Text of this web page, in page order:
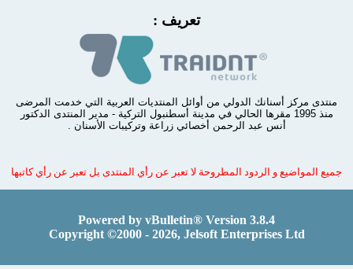
تعريف :
منتدى مركز أسنانك الدولي من أوائل المنتديات العربية التي خدمت المرضى
منذ 1995 مقرها الحالي في مدينة أسطنبول التركية - مدير المنتدى الدكتور
أنس عبد الرحمن أخصائي زراعة وتركيبات الأسنان .
جميع المواضيع و الردود المطروحة لا تعبر عن رأي المنتدى بل تعبر عن رأي كاتبها
Powered by vBulletin® Version 3.8.4
Copyright ©2000 - 2026, Jelsoft Enterprises Ltd